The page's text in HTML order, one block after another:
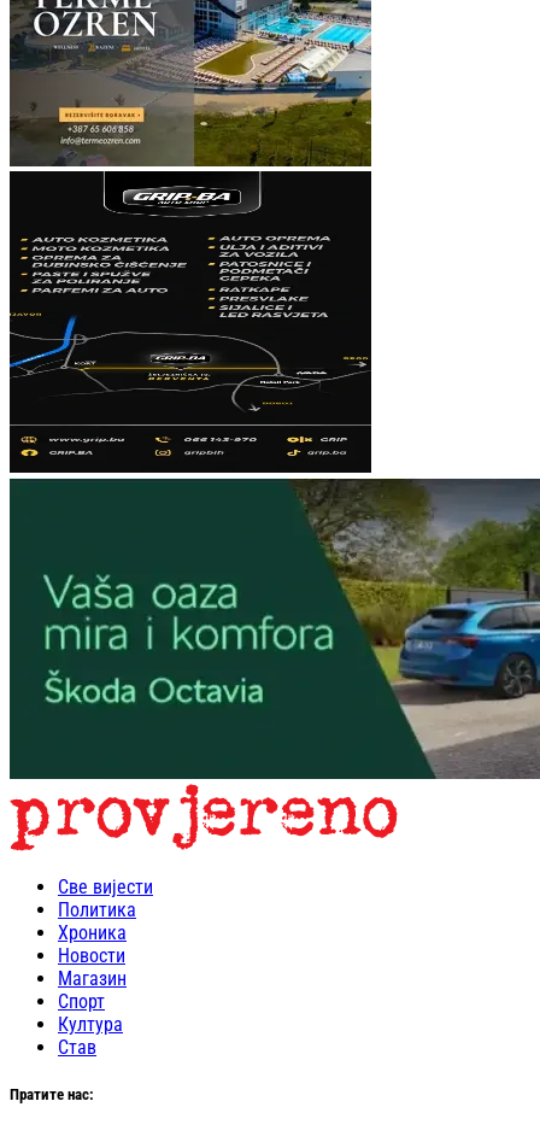
Све вијести
Политика
Хроника
Новости
Магазин
Спорт
Култура
Став
Пратите нас: